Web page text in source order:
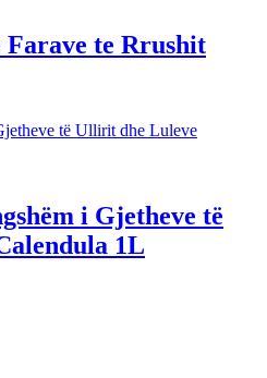
Farave te Rrushit
i Gjetheve të
1L